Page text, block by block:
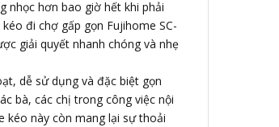
nhọc hơn bao giờ hết khi phải
đi chợ gấp gọn Fujihome SC-
giải quyết nhanh chóng và nhẹ
dễ sử dụng và đặc biệt gọn
bà, các chị trong công việc nội
kéo này còn mang lại sự thoải